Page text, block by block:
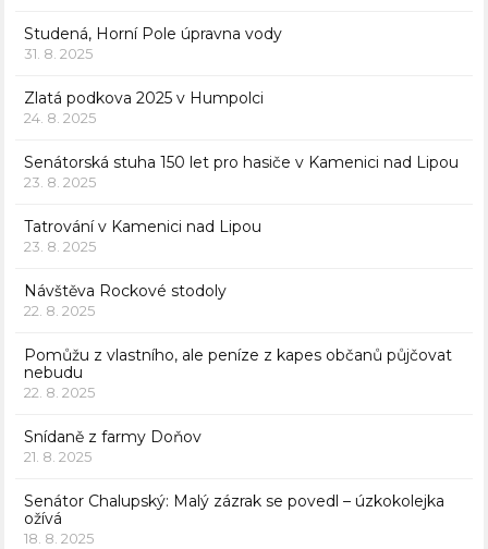
Studená, Horní Pole úpravna vody
31. 8. 2025
Zlatá podkova 2025 v Humpolci
24. 8. 2025
Senátorská stuha 150 let pro hasiče v Kamenici nad Lipou
23. 8. 2025
Tatrování v Kamenici nad Lipou
23. 8. 2025
Návštěva Rockové stodoly
22. 8. 2025
Pomůžu z vlastního, ale peníze z kapes občanů půjčovat
nebudu
22. 8. 2025
Snídaně z farmy Doňov
21. 8. 2025
Senátor Chalupský: Malý zázrak se povedl – úzkokolejka
ožívá
18. 8. 2025